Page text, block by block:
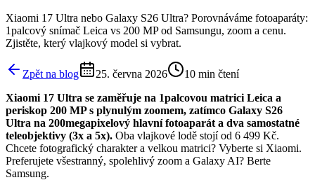
Xiaomi 17 Ultra nebo Galaxy S26 Ultra? Porovnáváme fotoaparáty:
1palcový snímač Leica vs 200 MP od Samsungu, zoom a cenu.
Zjistěte, který vlajkový model si vybrat.
Zpět na blog 25. června 2026 10 min čtení
Xiaomi 17 Ultra se zaměřuje na 1palcovou matrici Leica a
periskop 200 MP s plynulým zoomem, zatímco Galaxy S26
Ultra na 200megapixelový hlavní fotoaparát a dva samostatné
teleobjektivy (3x a 5x). Oba vlajkové lodě stojí od 6 499 Kč.
Chcete fotografický charakter a velkou matrici? Vyberte si Xiaomi.
Preferujete všestranný, spolehlivý zoom a Galaxy AI? Berte
Samsung.